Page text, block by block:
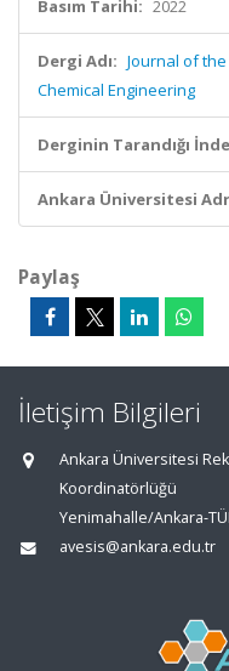
Basım Tarihi: 2022
Dergi Adı: Journal of
Chemical Engineering
Derginin Tarandığı
Ankara Üniversitesi
Paylaş
İletişim Bilgileri
Ankara Üniversitesi
Koordinatörlüğü
Yenimahalle/Ankara-
avesis@ankara.edu.tr